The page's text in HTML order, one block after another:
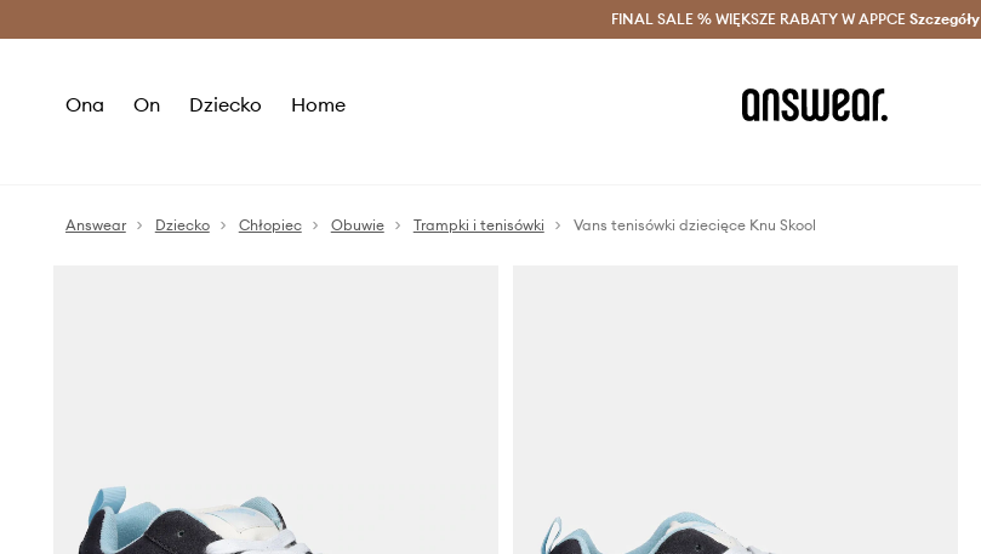
Oszczędzaj z Answear Club > Dostawa nawet w 24h >
FINAL SALE % WIĘKSZE RABATY W APPCE Szczegóły
Ona On Dziecko Home
Answear Dziecko Chłopiec Obuwie Trampki i tenisówki Vans tenisówki dziecięce Knu Skool